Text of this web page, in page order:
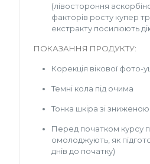
(лівостороння
факторів росту купер
екстракту посилюють
ПОКАЗАННЯ ПРОДУКТУ:
Корекція вікової фото-
Темні кола під очима
Тонка шкіра зі
Перед початком курсу
омолоджують, як
днів до початку)